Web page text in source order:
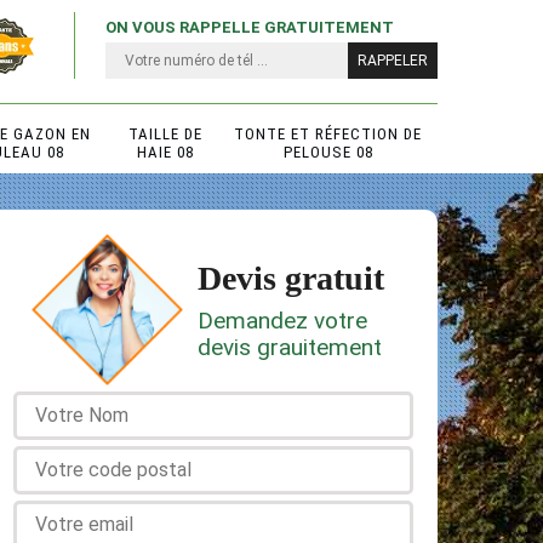
ON VOUS RAPPELLE GRATUITEMENT
GAZON EN
08
TAILLE DE
HAIE 08
TONTE ET RÉFECTION DE
PELOUSE 08
Devis gratuit
Demandez votre
devis grauitement